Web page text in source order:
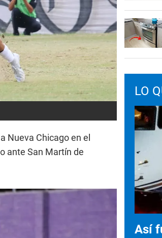
Nueva Chicago en el
ante San Martín de
LO
Así